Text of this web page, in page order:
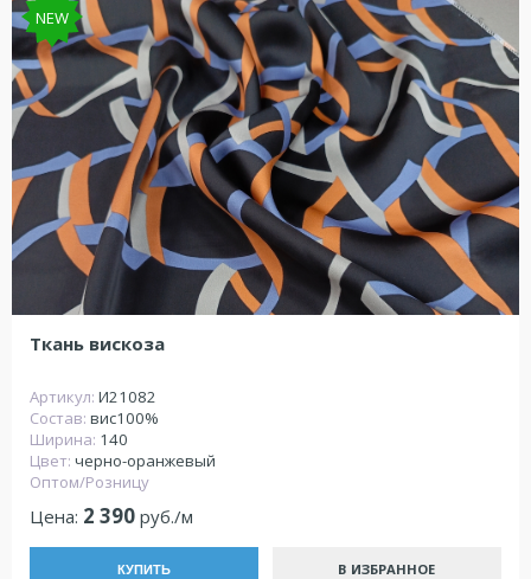
NEW
Ткань вискоза
Артикул: И21082
Состав: вис100%
Ширина: 140
Цвет: черно-оранжевый
Оптом/Розницу
Цена: 2 390 руб./м
КУПИТЬ В ИЗБРАННОЕ